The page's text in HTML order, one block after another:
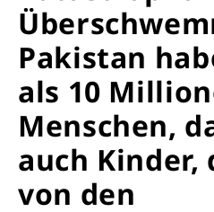
Pakistan
als 10
Menschen,
auch Kinder,
von den